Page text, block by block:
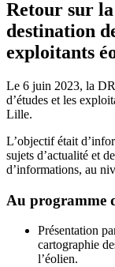
Retour sur
destination
exploitants
Le 6 juin 2023, la
d’études et les
Lille.
L’objectif était
sujets d’actualité et
d’informations, au
Au programme
Présentation
cartographie
l’éolien.